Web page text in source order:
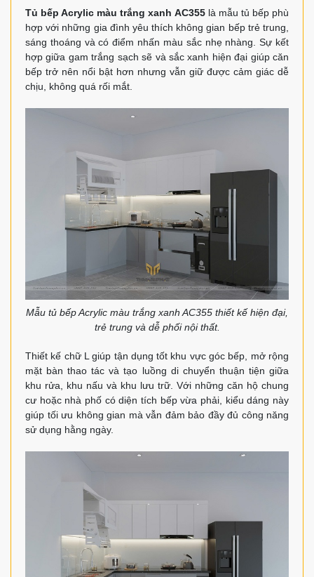
Tủ bếp Acrylic màu trắng xanh AC355là mẫu tủ bếp phù
hợp với những gia đình yêu thích không gian bếp trẻ trung,
sáng thoáng và có điểm nhấn màu sắc nhẹ nhàng. Sự kết
hợp giữa gam trắng sạch sẽ và sắc xanh hiện đại giúp căn
bếp trở nên nổi bật hơn nhưng vẫn giữ được cảm giác dễ
chịu, không quá rối mắt.
Mẫu tủ bếp Acrylic màu trắng xanh AC355 thiết kế hiện đại,
trẻ trung và dễ phối nội thất.
Thiết kế chữ L giúp tận dụng tốt khu vực góc bếp, mở rộng
mặt bàn thao tác và tạo luồng di chuyển thuận tiện giữa
khu rửa, khu nấu và khu lưu trữ. Với những căn hộ chung
cư hoặc nhà phố có diện tích bếp vừa phải, kiểu dáng này
giúp tối ưu không gian mà vẫn đảm bảo đầy đủ công năng
sử dụng hằng ngày.